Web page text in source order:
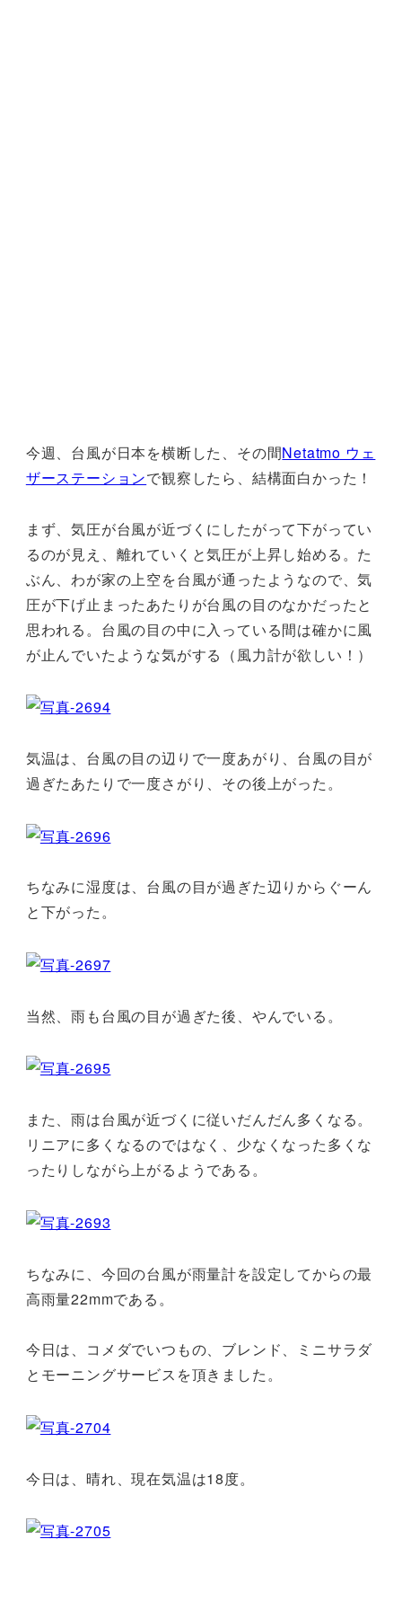
今週、台風が日本を横断した、その間Netatmo ウェ
ザーステーションで観察したら、結構面白かった！
まず、気圧が台風が近づくにしたがって下がってい
るのが見え、離れていくと気圧が上昇し始める。た
ぶん、わが家の上空を台風が通ったようなので、気
圧が下げ止まったあたりが台風の目のなかだったと
思われる。台風の目の中に入っている間は確かに風
が止んでいたような気がする（風力計が欲しい！）
気温は、台風の目の辺りで一度あがり、台風の目が
過ぎたあたりで一度さがり、その後上がった。
ちなみに湿度は、台風の目が過ぎた辺りからぐーん
と下がった。
当然、雨も台風の目が過ぎた後、やんでいる。
また、雨は台風が近づくに従いだんだん多くなる。
リニアに多くなるのではなく、少なくなった多くな
ったりしながら上がるようである。
ちなみに、今回の台風が雨量計を設定してからの最
高雨量22mmである。
今日は、コメダでいつもの、ブレンド、ミニサラダ
とモーニングサービスを頂きました。
今日は、晴れ、現在気温は18度。